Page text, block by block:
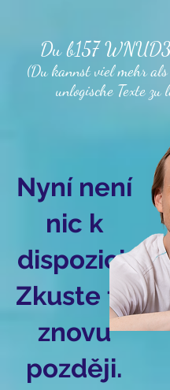
Du b157
(Du kannst viel mehr
unlogische Texte zu
Nyní není
nic k
dispozici.
Zkuste to
znovu
později.